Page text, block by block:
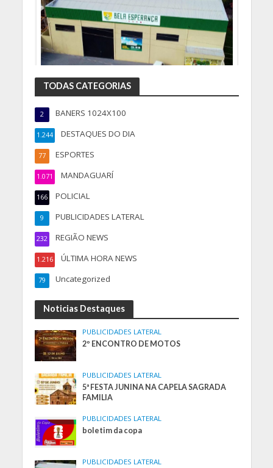
TODAS CATEGORIAS
BANERS 1024X100
2
DESTAQUES DO DIA
1.244
ESPORTES
77
MANDAGUARÍ
1.071
POLICIAL
166
PUBLICIDADES LATERAL
9
REGIÃO NEWS
232
ÚLTIMA HORA NEWS
1.216
Uncategorized
79
Noticias Destaques
PUBLICIDADES LATERAL
2º ENCONTRO DE MOTOS
PUBLICIDADES LATERAL
5ª FESTA JUNINA NA CAPELA SAGRADA
FAMILIA
PUBLICIDADES LATERAL
boletim da copa
PUBLICIDADES LATERAL